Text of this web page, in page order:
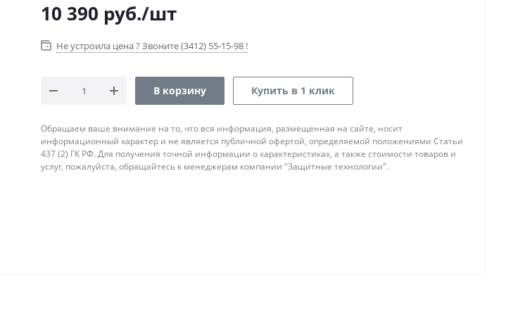
10 390 руб./шт
Не устроила цена ? Звоните (3412) 55-15-98 !
В корзину Купить в 1 клик
Обращаем ваше внимание на то, что вся информация, размещенная на сайте, носит
информационный характер и не является публичной офертой, определяемой положениями Статьи
437 (2) ГК РФ. Для получения точной информации о характеристиках, а также стоимости товаров и
услуг, пожалуйста, обращайтесь к менеджерам компании "Защитные технологии".